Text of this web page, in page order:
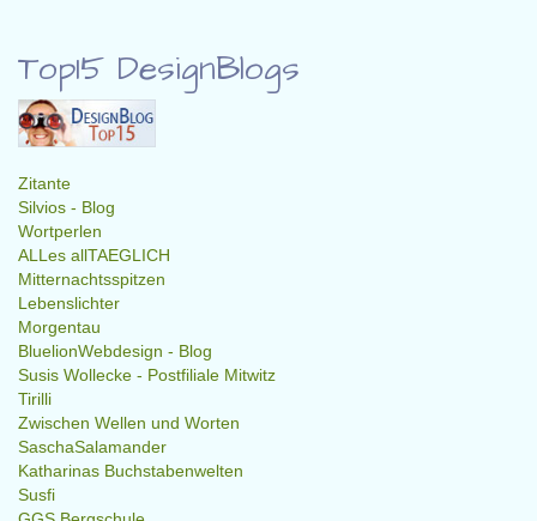
Top15 DesignBlogs
Zitante
Silvios - Blog
Wortperlen
ALLes allTAEGLICH
Mitternachtsspitzen
Lebenslichter
Morgentau
BluelionWebdesign - Blog
Susis Wollecke - Postfiliale Mitwitz
Tirilli
Zwischen Wellen und Worten
SaschaSalamander
Katharinas Buchstabenwelten
Susfi